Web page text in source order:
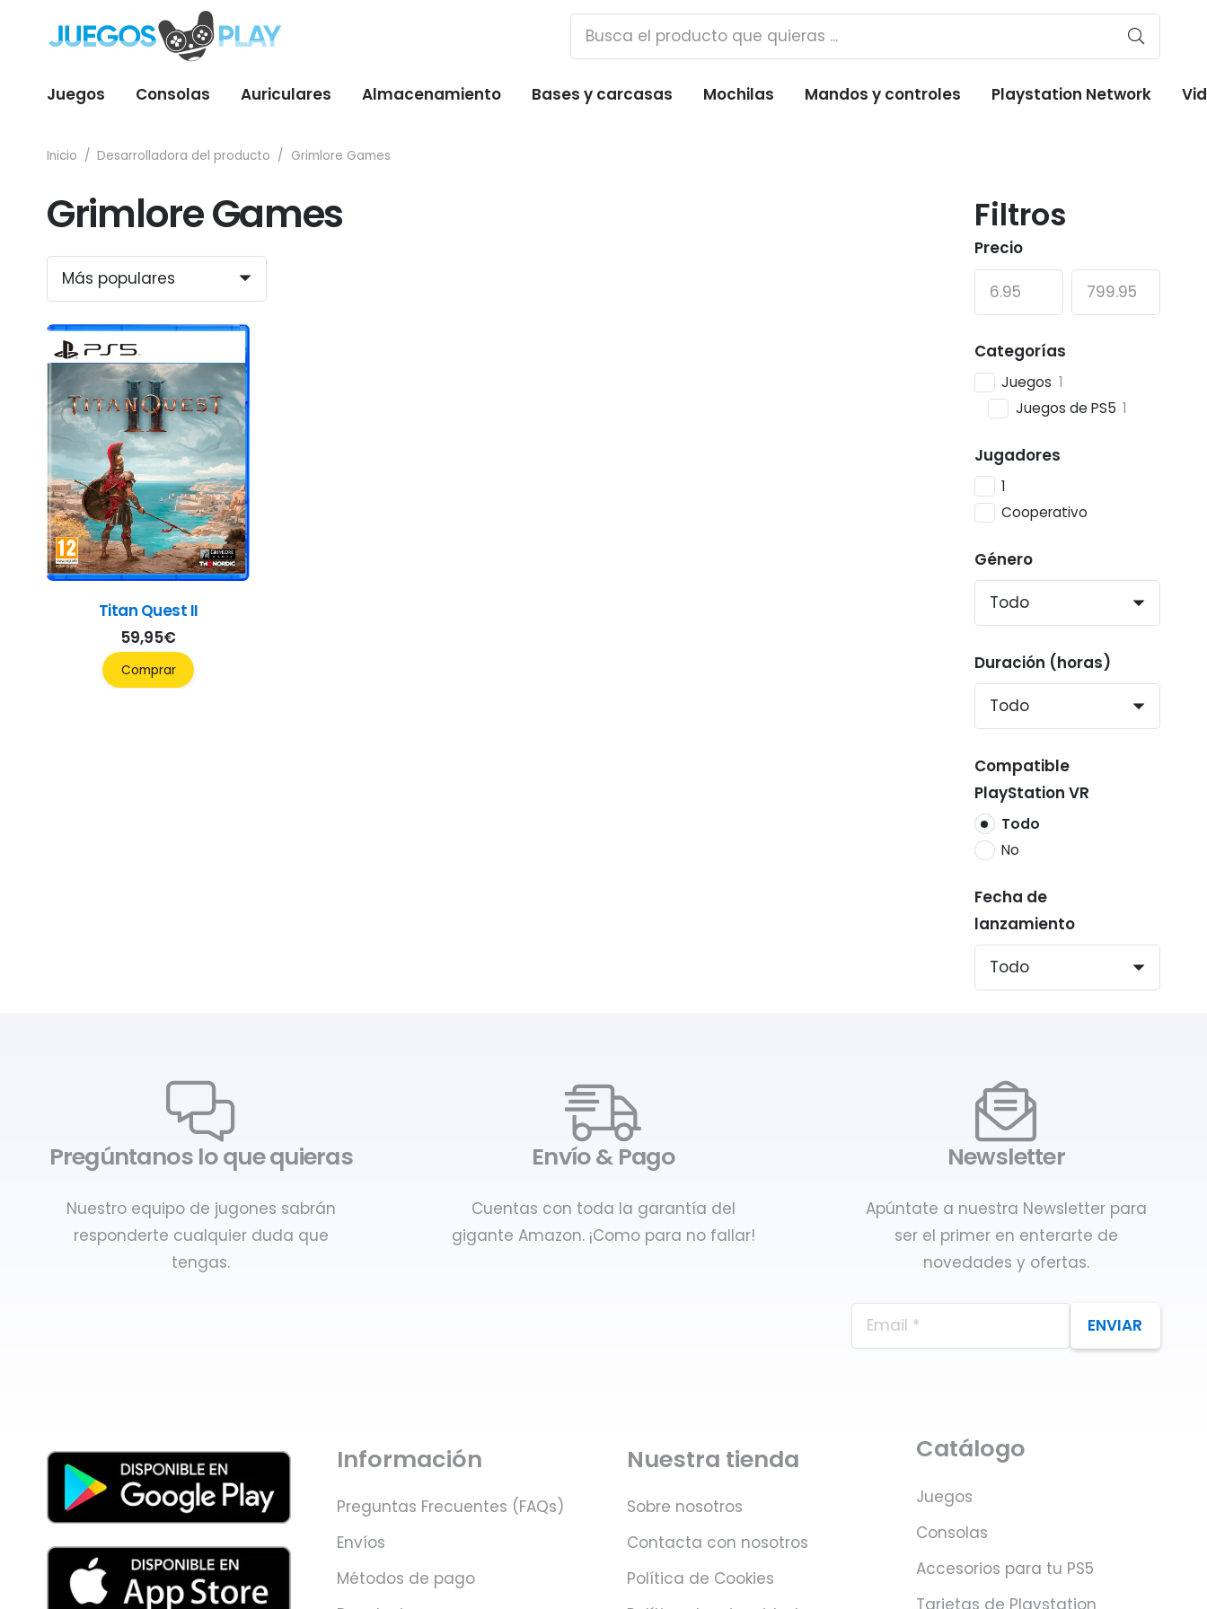
Juegos Consolas Auriculares Almacenamiento Bases y carcasas Mochilas Mandos y controles Playstation Network
Inicio / Desarrolladora del producto / Grimlore Games
Grimlore Games
Titan Quest II
59,95€
Comprar
Filtros
Precio
Categorías
Juegos 1
Juegos de PS5 1
Jugadores
1
Cooperativo
Género
Duración (horas)
Compatible
PlayStation VR
Todo
No
Fecha de
lanzamiento
Pregúntanos lo que quieras
Nuestro equipo de jugones sabrán
responderte cualquier duda que
tengas.
Envío & Pago
Cuentas con toda la garantía del
gigante Amazon. ¡Como para no fallar!
Newsletter
Apúntate a nuestra Newsletter para
ser el primer en enterarte de
novedades y ofertas.
ENVIAR
Información
Preguntas Frecuentes (FAQs)
Envíos
Métodos de pago
Nuestra tienda
Sobre nosotros
Contacta con nosotros
Política de Cookies
Catálogo
Juegos
Consolas
Accesorios para tu PS5
Tarjetas de Playstation